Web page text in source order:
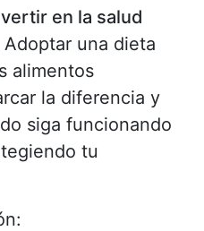
en la salud
una dieta
alimentos
la diferencia y
siga funcionando
tu